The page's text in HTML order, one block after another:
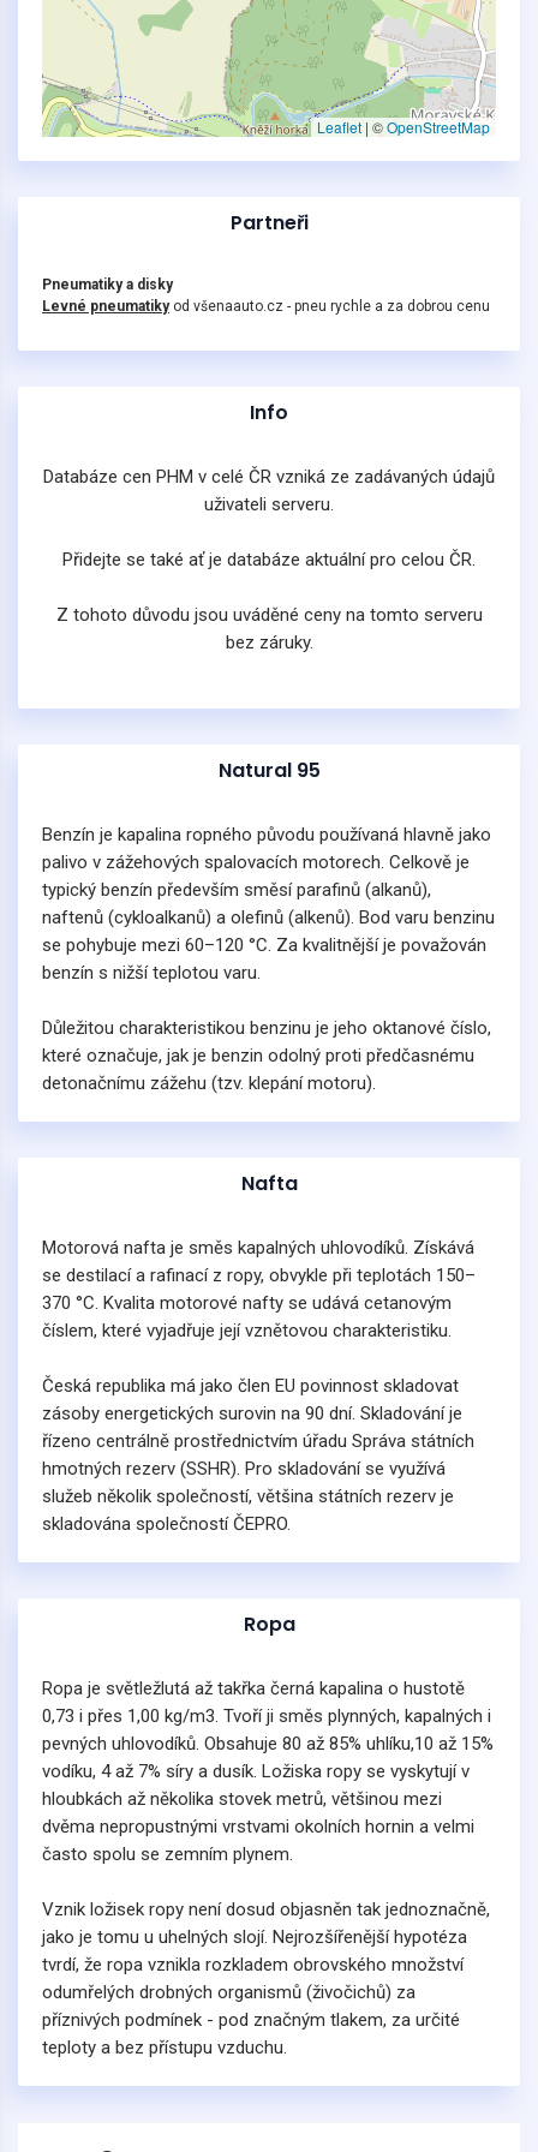
Leaflet | ©OpenStreetMap
Partneři
Pneumatiky a disky
Levné pneumatikyod všenaauto.cz - pneu rychle a za dobrou cenu
Info
Databáze cen PHM v celé ČR vzniká ze zadávaných údajů
uživateli serveru.
Přidejte se také ať je databáze aktuální pro celou ČR.
Z tohoto důvodu jsou uváděné ceny na tomto serveru
bez záruky.
Natural 95
Benzín je kapalina ropného původu používaná hlavně jako
palivo v zážehových spalovacích motorech. Celkově je
typický benzín především směsí parafinů (alkanů),
naftenů (cykloalkanů) a olefinů (alkenů). Bod varu benzinu
se pohybuje mezi 60–120 °C. Za kvalitnější je považován
benzín s nižší teplotou varu.
Důležitou charakteristikou benzinu je jeho oktanové číslo,
které označuje, jak je benzin odolný proti předčasnému
detonačnímu zážehu (tzv. klepání motoru).
Nafta
Motorová nafta je směs kapalných uhlovodíků. Získává
se destilací a rafinací z ropy, obvykle při teplotách 150–
370 °C. Kvalita motorové nafty se udává cetanovým
číslem, které vyjadřuje její vznětovou charakteristiku.
Česká republika má jako člen EU povinnost skladovat
zásoby energetických surovin na 90 dní. Skladování je
řízeno centrálně prostřednictvím úřadu Správa státních
hmotných rezerv (SSHR). Pro skladování se využívá
služeb několik společností, většina státních rezerv je
skladována společností ČEPRO.
Ropa
Ropa je světležlutá až takřka černá kapalina o hustotě
0,73 i přes 1,00 kg/m3. Tvoří ji směs plynných, kapalných i
pevných uhlovodíků. Obsahuje 80 až 85% uhlíku,10 až 15%
vodíku, 4 až 7% síry a dusík. Ložiska ropy se vyskytují v
hloubkách až několika stovek metrů, většinou mezi
dvěma nepropustnými vrstvami okolních hornin a velmi
často spolu se zemním plynem.
Vznik ložisek ropy není dosud objasněn tak jednoznačně,
jako je tomu u uhelných slojí. Nejrozšířenější hypotéza
tvrdí, že ropa vznikla rozkladem obrovského množství
odumřelých drobných organismů (živočichů) za
příznivých podmínek - pod značným tlakem, za určité
teploty a bez přístupu vzduchu.